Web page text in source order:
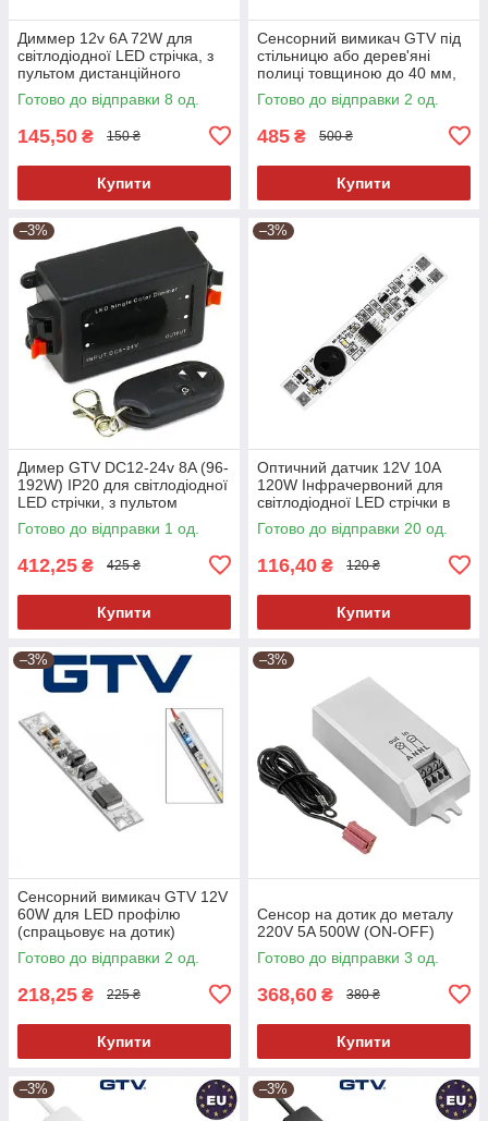
Диммер 12v 6A 72W для
світлодіодної LED стрічка, з
пультом дистанційного
керування
Готово до відправки 8 од.
145,50 ₴ 150 ₴
Купити
Сенсорний вимикач GTV під
стільницю або дерев'яні
полиці товщиною до 40 мм,
12V, 50W
Готово до відправки 2 од.
485 ₴ 500 ₴
Купити
–3%
Димер GTV DC12-24v 8A (96-
192W) IP20 для світлодіодної
LED стрічки, з пультом
дистанційного керування
Готово до відправки 1 од.
412,25 ₴ 425 ₴
Купити
–3%
Оптичний датчик 12V 10A
120W Інфрачервоний для
світлодіодної LED стрічки в
профіль, взмах руки (ON-
OFF)
Готово до відправки 20 од.
116,40 ₴ 120 ₴
Купити
–3%
Сенсорний вимикач GTV 12V
60W для LED профілю
(спрацьовує на дотик)
Готово до відправки 2 од.
218,25 ₴ 225 ₴
Купити
–3%
Сенсор на дотик до металу
220V 5A 500W (ON-OFF)
Готово до відправки 3 од.
368,60 ₴ 380 ₴
Купити
–3% –3%